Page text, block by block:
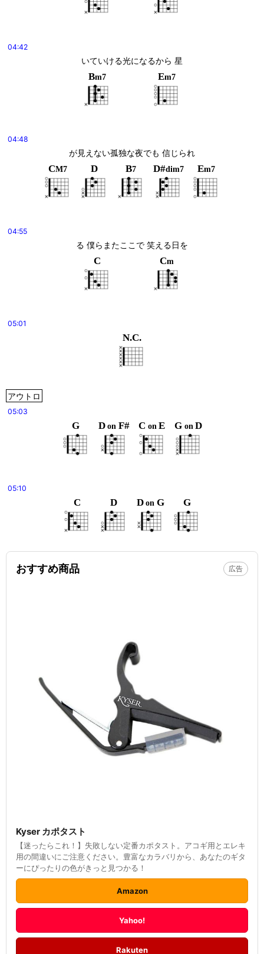
04:42
いていける光になるから 星
Bm7 Em7
04:48
が見えない孤独な夜でも 信じられ
CM7 D B7 D#dim7 Em7
04:55
る 僕らまたここで 笑える日を
C Cm
05:01
N.C.
アウトロ
05:03
G D on F# C on E G on D
05:10
C D D on G G
おすすめ商品 広告
Kyser カポタスト
【迷ったらこれ！】失敗しない定番カポタスト。アコギ用とエレキ
用の間違いにご注意ください。豊富なカラバリから、あなたのギタ
ーにぴったりの色がきっと見つかる！
Amazon
Yahoo!
Rakuten